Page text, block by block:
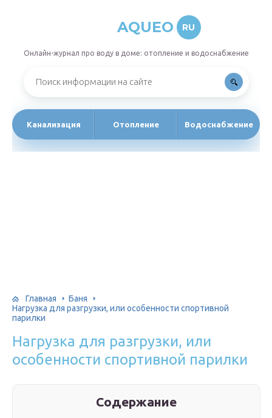
AQUEO RU
Онлайн-журнал про воду в доме: отопление и водоснабжение
Канализация Отопление Водоснабжение
Главная
Баня
Нагрузка для разгрузки, или особенности спортивной
парилки
Нагрузка для разгрузки, или
особенности спортивной парилки
Содержание